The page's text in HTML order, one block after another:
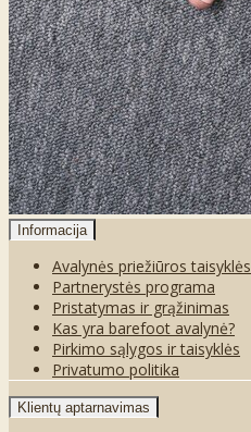
Informacija
Avalynės priežiūros taisyklės
Partnerystės programa
Pristatymas ir grąžinimas
Kas yra barefoot avalynė?
Pirkimo sąlygos ir taisyklės
Privatumo politika
Klientų aptarnavimas